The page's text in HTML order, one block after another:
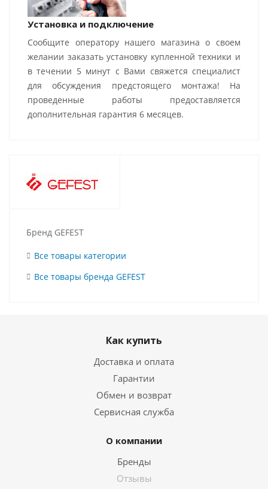
Установка и подключение
Сообщите оператору нашего магазина о своем
желании заказать установку купленной техники и
в течении 5 минут с Вами свяжется специалист
для обсуждения предстоящего монтажа! На
проведенные работы предоставляется
дополнительная гарантия 6 месяцев.
Бренд GEFEST
Все товары категории
Все товары бренда GEFEST
Как купить
Доставка и оплата
Гарантии
Обмен и возврат
Сервисная служба
О компании
Бренды
Отзывы